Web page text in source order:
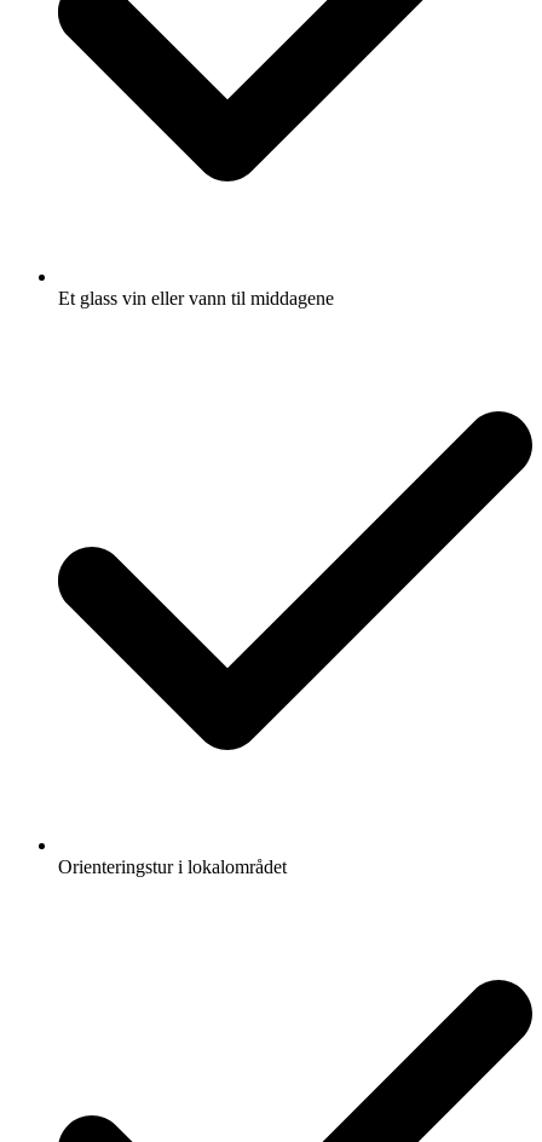
Et glass vin eller vann til middagene
Orienteringstur i lokalområdet